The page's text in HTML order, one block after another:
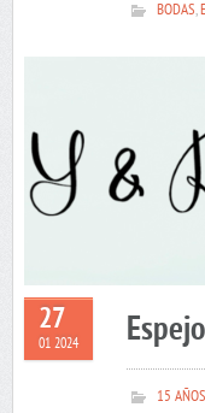
BODAS,
27
01 2024
15 AÑOS